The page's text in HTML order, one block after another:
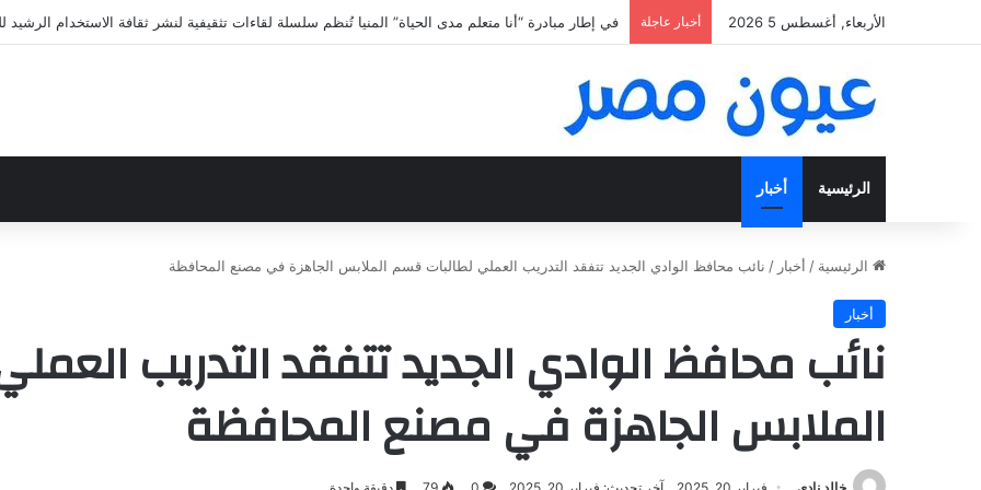
الأربعاء, أغسطس 5 2026 أخبار عاجلة «فتح عينك كويس».. اعثر على الاختلافات الخمس خلال 11 ثانية فقط
الرئيسية أخبار
الرئيسية / أخبار / نائب محافظ الوادي الجديد تتفقد التدريب العملي لطالبات قسم الملابس الجاهزة في مصنع المحافظة
أخبار
نائب محافظ الوادي الجديد تتفقد التدريب
الملابس الجاهزة في مصنع المحافظة